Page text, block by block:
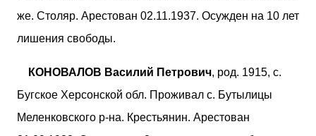
же. Столяр. Арестован 02.11.1937. Осужден на 10 лет
лишения свободы.
КОНОВАЛОВ Василий Петрович, род. 1915, с.
Бугское Херсонской обл. Проживал с. Бутылицы
Меленковского р-на. Крестьянин. Арестован